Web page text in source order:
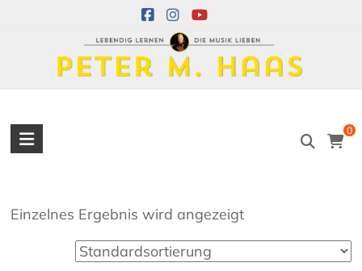
Peter
M.
Haas
0
Einzelnes Ergebnis wird angezeigt